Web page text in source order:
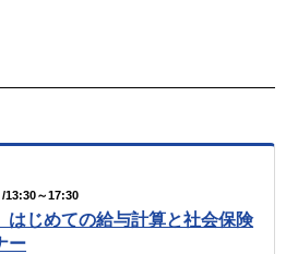
13:30～17:30
はじめての給与計算と社会保険
ー